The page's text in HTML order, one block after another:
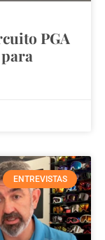
PGA
ENTREVISTAS